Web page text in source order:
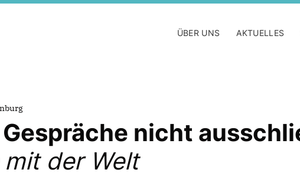
ÜBER UNS AKTUELLES
nicht
der Welt